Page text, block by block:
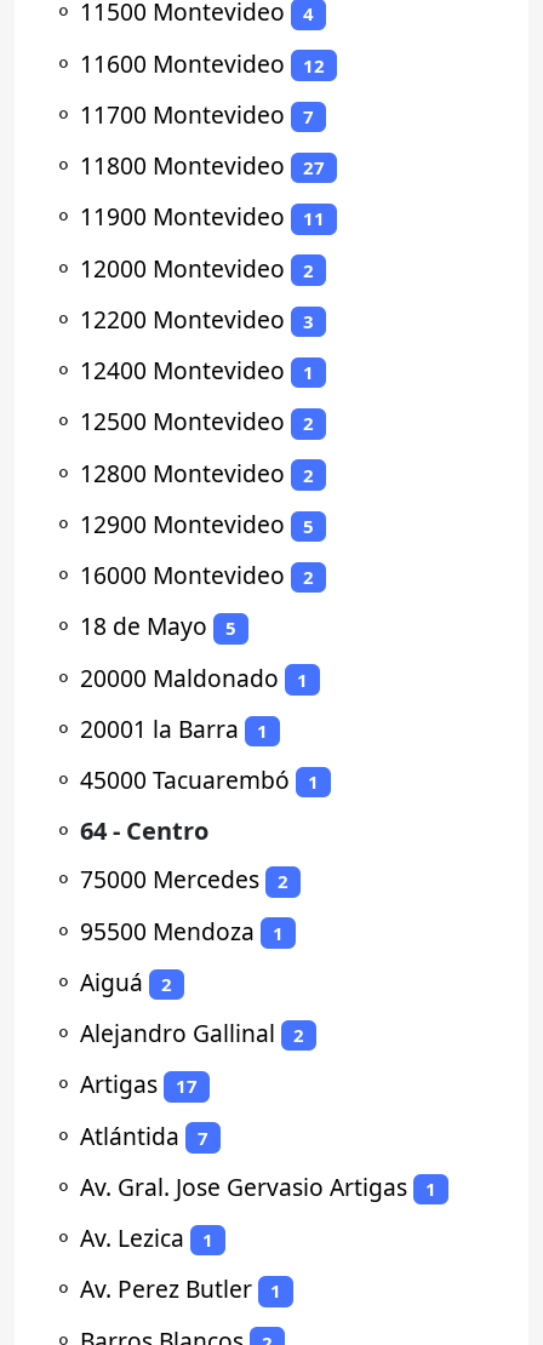
⚬ 11500 Montevideo 4
⚬ 11600 Montevideo 12
⚬ 11700 Montevideo 7
⚬ 11800 Montevideo 27
⚬ 11900 Montevideo 11
⚬ 12000 Montevideo 2
⚬ 12200 Montevideo 3
⚬ 12400 Montevideo 1
⚬ 12500 Montevideo 2
⚬ 12800 Montevideo 2
⚬ 12900 Montevideo 5
⚬ 16000 Montevideo 2
⚬ 18 de Mayo 5
⚬ 20000 Maldonado 1
⚬ 20001 la Barra 1
⚬ 45000 Tacuarembó 1
⚬ 64 - Centro
⚬ 75000 Mercedes 2
⚬ 95500 Mendoza 1
⚬ Aiguá 2
⚬ Alejandro Gallinal 2
⚬ Artigas 17
⚬ Atlántida 7
⚬ Av. Gral. Jose Gervasio Artigas 1
⚬ Av. Lezica 1
⚬ Av. Perez Butler 1